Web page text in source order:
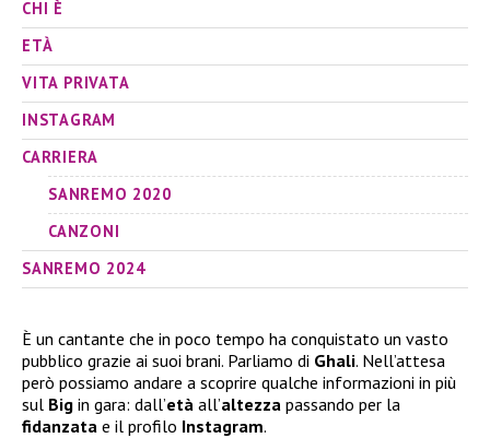
CHI È
ETÀ
VITA PRIVATA
INSTAGRAM
CARRIERA
SANREMO 2020
CANZONI
SANREMO 2024
È un cantante che in poco tempo ha conquistato un vasto
pubblico grazie ai suoi brani. Parliamo di Ghali. Nell’attesa
però possiamo andare a scoprire qualche informazioni in più
sul Big in gara: dall’età all’altezza passando per la
fidanzata e il profilo Instagram.